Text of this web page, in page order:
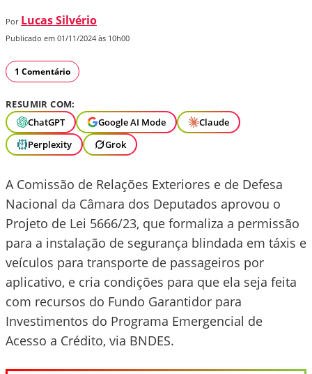
Por Lucas Silvério
Publicado em 01/11/2024 às 10h00
1 Comentário
RESUMIR COM:
ChatGPT
Google AI Mode
Claude
Perplexity
Grok
A Comissão de Relações Exteriores e de Defesa
Nacional da Câmara dos Deputados aprovou o
Projeto de Lei 5666/23, que formaliza a permissão
para a instalação de segurança blindada em táxis e
veículos para transporte de passageiros por
aplicativo, e cria condições para que ela seja feita
com recursos do Fundo Garantidor para
Investimentos do Programa Emergencial de
Acesso a Crédito, via BNDES.